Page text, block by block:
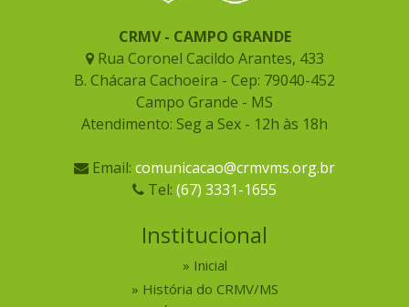
CRMV - CAMPO GRANDE
Rua Coronel Cacildo Arantes, 433
B. Chácara Cachoeira - Cep: 79040-452
Campo Grande - MS
Atendimento: Seg a Sex - 12h às 18h
Email: comunicacao@crmvms.org.br
Tel: (67) 3331-1655
Institucional
Inicial
História do CRMV/MS